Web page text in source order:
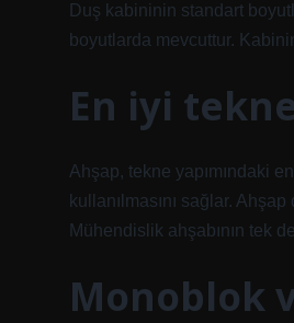
Duş kabininin standart
boyutlarda mevcuttur.
En iyi
Ahşap, tekne yapımındaki
kullanılmasını sağlar.
Mühendislik ahşabının tek
Monoblok